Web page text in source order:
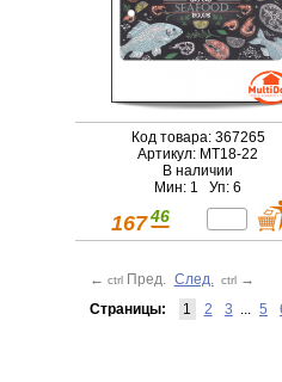
Код товара: 367265
Артикул: МТ18-22
В наличии
Мин: 1 Уп: 6
167 46
← ctrl Пред. След. ctrl →
Страницы:
1 2 3 ... 5